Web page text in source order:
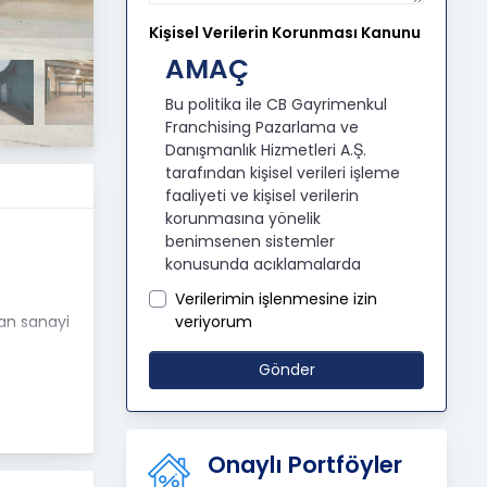
sanayi
de
Kişisel Verilerin Korunması Kanunu
AMAÇ
Bu politika ile CB Gayrimenkul
Franchising Pazarlama ve
Danışmanlık Hizmetleri A.Ş.
tarafından kişisel verileri işleme
faaliyeti ve kişisel verilerin
korunmasına yönelik
benimsenen sistemler
konusunda açıklamalarda
ortaklarımız, mevcut ve aday
çalışanlarımız, mevcut ve
potansiyel müşterilerimiz, şirket
hissedarlarımız, ziyaretçilerimiz
bilgilendirilerek şeffaflığın
Verilerimin işlenmesine izin
veriyorum
Gönder
Onaylı Portföyler